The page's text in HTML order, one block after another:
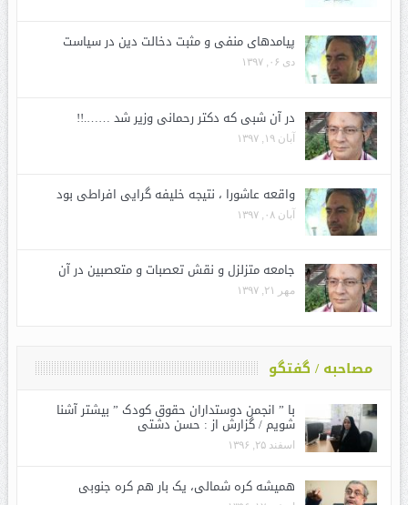
پیامدهای منفی و مثبت دخالت دین در سیاست
دی ۰۶, ۱۳۹۷
در آن شبی که دکتر رحمانی وزیر شد …….!!
آبان ۱۹, ۱۳۹۷
واقعه عاشورا ، نتیجه خلیفه گرایی افراطی بود
آبان ۰۸, ۱۳۹۷
جامعه متزلزل و نقش تعصبات و متعصبین در آن
مهر ۲۱, ۱۳۹۷
مصاحبه / گفتگو
با ” انجمن دوستداران حقوق کودک ” بیشتر آشنا
شویم / گزارش از : حسن دشتی
اسفند ۲۵, ۱۳۹۶
همیشه کره شمالی، یک بار هم کره جنوبی